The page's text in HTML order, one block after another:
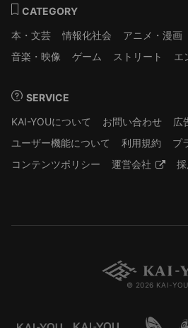
CATEGORY
本・文芸
情報化社会 アニメ・漫画
音楽・映像
ゲーム ストリート エ
SERVICE
KAI-YOUについて
お問い合わせ
広
ユーザー機能について
利用規約
プ
コンテンツポリシー
運営会社
© 2026 KAI-YOU